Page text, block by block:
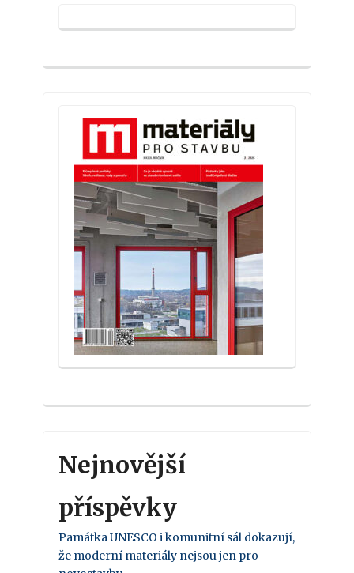
Nejnovější
příspěvky
Památka UNESCO i komunitní sál dokazují,
že moderní materiály nejsou jen pro